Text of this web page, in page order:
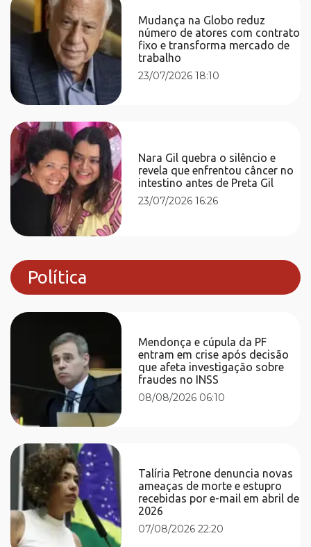
Mudança na Globo reduz
número de atores com contrato
fixo e transforma mercado de
trabalho
23/07/2026 18:10
Nara Gil quebra o silêncio e
revela que enfrentou câncer no
intestino antes de Preta Gil
23/07/2026 16:26
Política
Mendonça e cúpula da PF
entram em crise após decisão
que afeta investigação sobre
fraudes no INSS
08/08/2026 06:10
Talíria Petrone denuncia novas
ameaças de morte e estupro
recebidas por e-mail em abril de
2026
07/08/2026 22:20